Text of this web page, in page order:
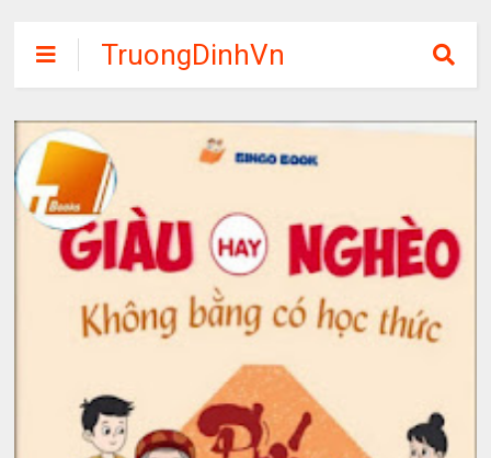
TruongDinhVn
Chia sẽ ebook,
các khóa học,
phần mềm học
tập miễn phí